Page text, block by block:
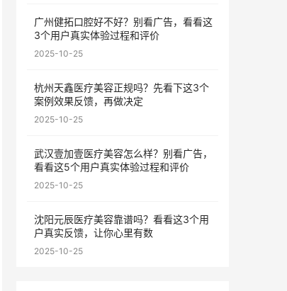
广州健拓口腔好不好？别看广告，看看这
3个用户真实体验过程和评价
2025-10-25
杭州天鑫医疗美容正规吗？先看下这3个
案例效果反馈，再做决定
2025-10-25
武汉壹加壹医疗美容怎么样？别看广告，
看看这5个用户真实体验过程和评价
2025-10-25
沈阳元辰医疗美容靠谱吗？看看这3个用
户真实反馈，让你心里有数
2025-10-25